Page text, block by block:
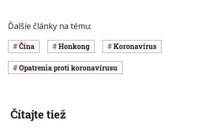
Ďalšie články na tému:
Čína Honkong koronavírus
opatrenia proti koronavírusu
Čítajte tiež